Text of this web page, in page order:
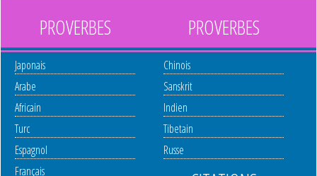
PROVERBES
Japonais
Arabe
Africain
Turc
Espagnol
Français
PROVERBES
Chinois
Sanskrit
Indien
Tibetain
Russe